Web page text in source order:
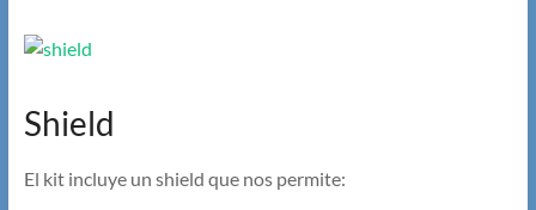
Shield
El kit incluye un shield que nos permite: